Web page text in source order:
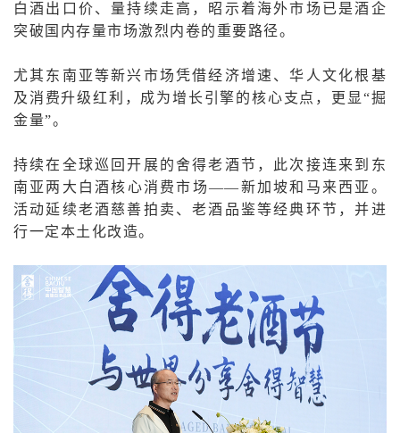
白酒出口价、量持续走高，昭示着海外市场已是酒企
突破国内存量市场激烈内卷的重要路径。
尤其东南亚等新兴市场凭借经济增速、华人文化根基
及消费升级红利，成为增长引擎的核心支点，更显“掘
金量”。
持续在全球巡回开展的舍得老酒节，此次接连来到东
南亚两大白酒核心消费市场——新加坡和马来西亚。
活动延续老酒慈善拍卖、老酒品鉴等经典环节，并进
行一定本土化改造。